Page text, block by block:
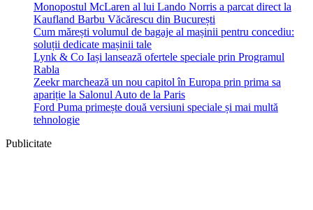
Monopostul McLaren al lui Lando Norris a parcat direct la
Kaufland Barbu Văcărescu din București
Cum mărești volumul de bagaje al mașinii pentru concediu:
soluții dedicate mașinii tale
Lynk & Co Iași lansează ofertele speciale prin Programul
Rabla
Zeekr marchează un nou capitol în Europa prin prima sa
apariție la Salonul Auto de la Paris
Ford Puma primește două versiuni speciale și mai multă
tehnologie
Publicitate